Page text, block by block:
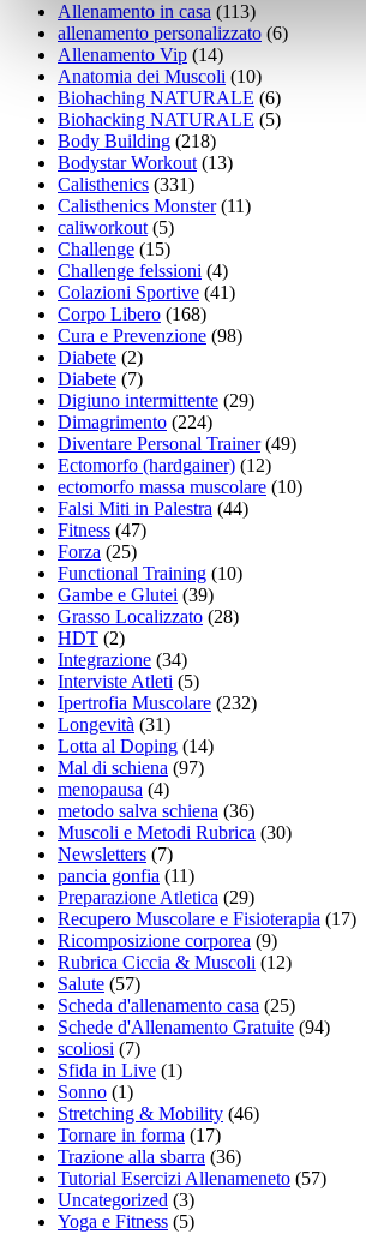
Allenamento in casa (113)
allenamento personalizzato (6)
Allenamento Vip (14)
Anatomia dei Muscoli (10)
Biohaching NATURALE (6)
Biohacking NATURALE (5)
Body Building (218)
Bodystar Workout(13)
Calisthenics (331)
Calisthenics Monster(11)
caliworkout(5)
Challenge (15)
Challenge felssioni (4)
Colazioni Sportive (41)
Corpo Libero (168)
Cura e Prevenzione (98)
Diabete (2)
Diabete (7)
Digiuno intermittente (29)
Dimagrimento (224)
Diventare Personal Trainer(49)
Ectomorfo (hardgainer) (12)
ectomorfo massa muscolare (10)
Falsi Miti in Palestra (44)
Fitness (47)
Forza (25)
Functional Training (10)
Gambe e Glutei (39)
Grasso Localizzato (28)
HDT (2)
Integrazione (34)
Interviste Atleti (5)
Ipertrofia Muscolare (232)
Longevità (31)
Lotta al Doping (14)
Mal di schiena (97)
menopausa (4)
metodo salva schiena (36)
Muscoli e Metodi Rubrica (30)
Newsletters (7)
pancia gonfia (11)
Preparazione Atletica (29)
Recupero Muscolare e Fisioterapia (17)
Ricomposizione corporea (9)
Rubrica Ciccia & Muscoli (12)
Salute (57)
Scheda d'allenamento casa (25)
Schede d'Allenamento Gratuite (94)
scoliosi (7)
Sfida in Live (1)
Sonno (1)
Stretching & Mobility (46)
Tornare in forma (17)
Trazione alla sbarra (36)
Tutorial Esercizi Allenameneto (57)
Uncategorized (3)
Yoga e Fitness (5)